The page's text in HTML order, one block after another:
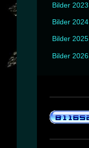
Bilder 2023
Bilder 2024
Bilder 2025
Bilder 2026